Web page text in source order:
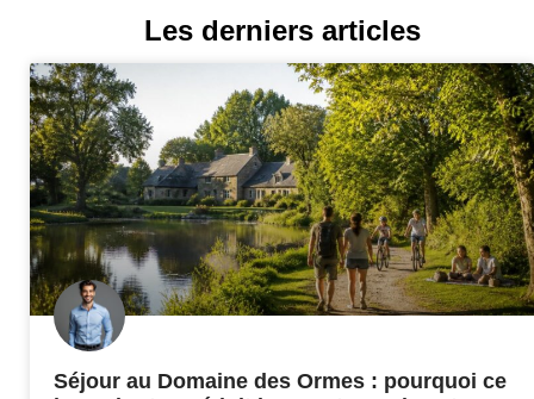
Les derniers articles
Séjour au Domaine des Ormes : pourquoi ce